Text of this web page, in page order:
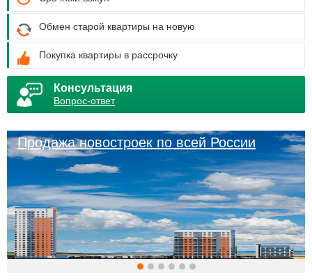
Обмен старой квартиры на новую
Покупка квартиры в рассрочку
Консультация
Вопрос-ответ
Продажа новостроек по всей России